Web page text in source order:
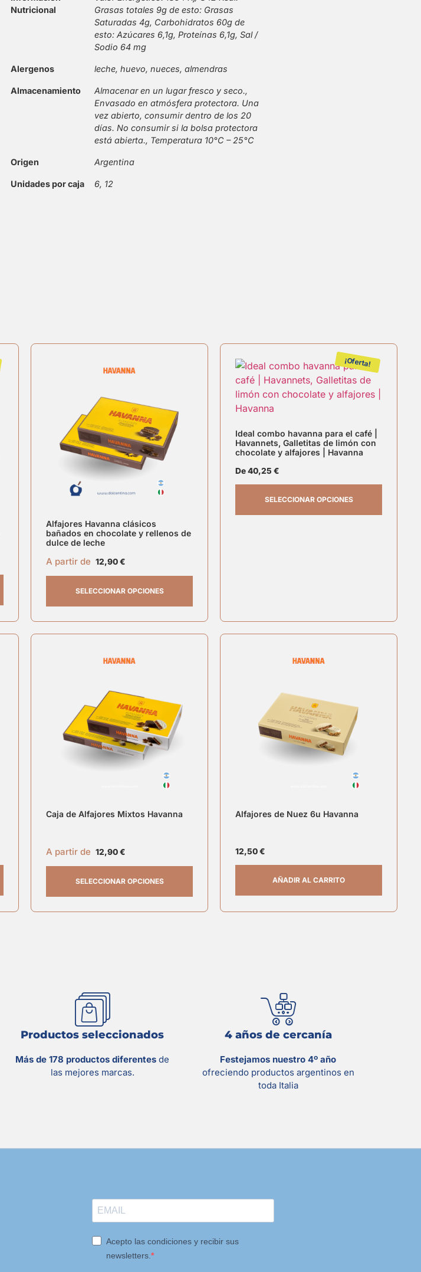
Nutricional
Grasas totales 9g de esto: Grasas
Saturadas 4g, Carbohidratos 60g de
esto: Azúcares 6,1g, Proteínas 6,1g, Sal /
Sodio 64 mg
Alergenos leche, huevo, nueces, almendras
Almacenamiento
Almacenar en un lugar fresco y seco.,
Envasado en atmósfera protectora. Una
vez abierto, consumir dentro de los 20
días. No consumir si la bolsa protectora
está abierta., Temperatura 10°C – 25°C
Origen Argentina
Unidades por caja 6, 12
Alfajores Havanna clásicos
bañados en chocolate y rellenos de
dulce de leche
A partir de 12,90€
SELECCIONAR OPCIONES
¡Oferta!
Ideal combo havanna para el café |
Havannets, Galletitas de limón con
chocolate y alfajores | Havanna
De40,25 €
SELECCIONAR OPCIONES
Caja de Alfajores Mixtos Havanna
A partir de 12,90€
SELECCIONAR OPCIONES
Alfajores de Nuez 6u Havanna
12,50€
AÑADIR AL CARRITO
Productos seleccionados
Más de 178 productos diferentes de
las mejores marcas.
4 años de cercanía
Festejamos nuestro 4º año
ofreciendo productos argentinos en
toda Italia
Acepto las condiciones y recibir sus
newsletters.